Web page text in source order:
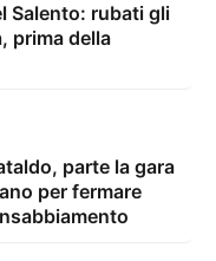
Salento: rubati gli
prima della
parte la gara
per fermare